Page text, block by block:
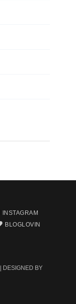
INSTAGRAM
BLOGLOVIN
| DESIGNED BY